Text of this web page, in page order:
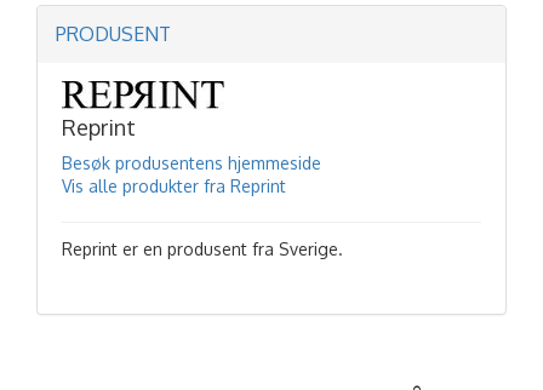
PRODUSENT
Reprint
Besøk produsentens hjemmeside
Vis alle produkter fra Reprint
Reprint er en produsent fra Sverige.